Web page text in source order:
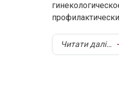
Читати далі…